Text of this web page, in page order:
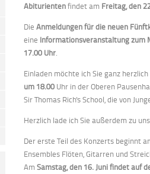
Abiturientenfindet am Freitag, den
DieAnmeldungen für die neuen
eine Informationsveranstaltung zum
17.00 Uhr.
Einladen möchte ich Sie ganz
um 18.00 Uhr in der Oberen
Sir Thomas Rich's School, die von
Herzlich lade ich Sie außerdem zu
Der erste Teil des Konzerts beginnt
Ensembles Flöten, Gitarren und
AmSamstag, den 16. Juni findet auf